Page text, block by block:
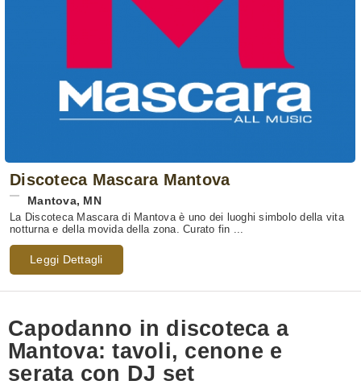
Discoteca Mascara Mantova
Mantova, MN
La Discoteca Mascara di Mantova è uno dei luoghi simbolo della vita
notturna e della movida della zona. Curato fin ...
Leggi Dettagli
Capodanno in discoteca a
Mantova: tavoli, cenone e
serata con DJ set